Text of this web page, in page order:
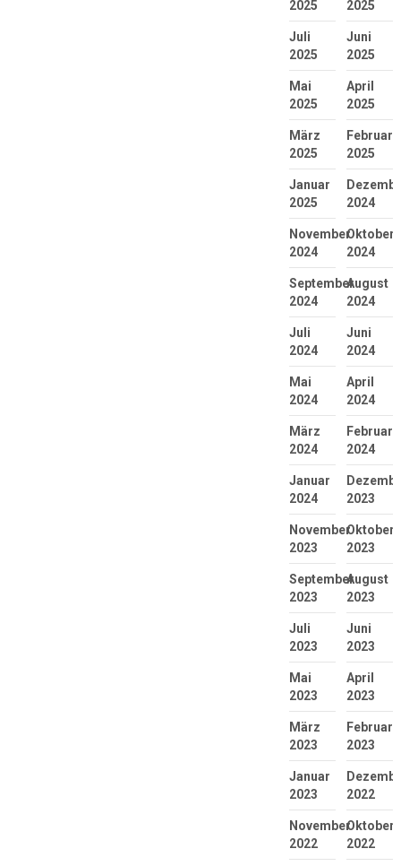
2025 2025
Juli
2025
Juni
2025
Mai
2025
April
2025
März
2025
Februar
2025
Januar
2025
2024
November
2024
Oktober
2024
September
2024
August
2024
Juli
2024
Juni
2024
Mai
2024
April
2024
März
2024
Februar
2024
Januar
2024
2023
November
2023
Oktober
2023
September
2023
August
2023
Juli
2023
Juni
2023
Mai
2023
April
2023
März
2023
Februar
2023
Januar
2023
2022
November
2022
Oktober
2022